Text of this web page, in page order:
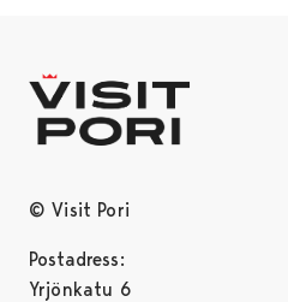
© Visit Pori
Postadress:
Yrjönkatu 6